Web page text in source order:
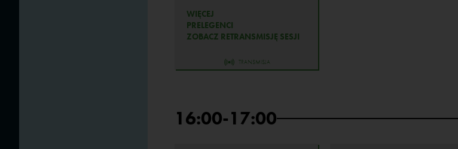
WIĘCEJ
PRELEGENCI
ZOBACZ RETRANSMISJĘ SESJI
TRANSMISJA
16:00-17:00